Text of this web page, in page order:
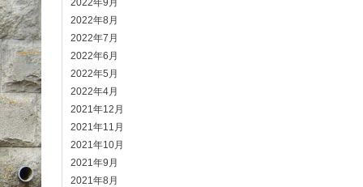
2022年9月
2022年8月
2022年7月
2022年6月
2022年5月
2022年4月
2021年12月
2021年11月
2021年10月
2021年9月
2021年8月